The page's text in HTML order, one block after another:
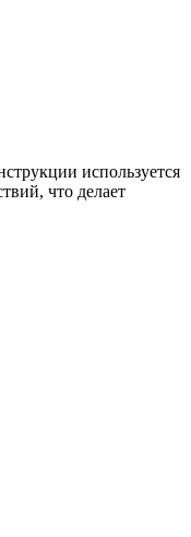
используется
что делает